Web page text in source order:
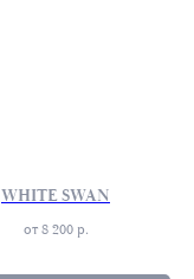
WHITE SWAN
от 8 200 р.